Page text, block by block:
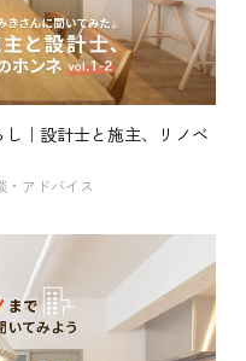
し｜設計士と施主、リノベ
・アドバイス